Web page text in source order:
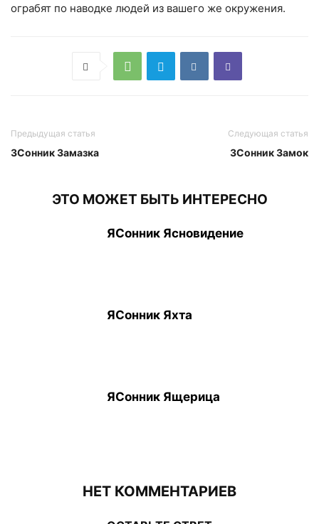
ограбят по наводке людей из вашего же окружения.
Предыдущая статья
ЗСонник Замазка
Следующая статья
ЗСонник Замок
ЭТО МОЖЕТ БЫТЬ ИНТЕРЕСНО
ЯСонник Ясновидение
ЯСонник Яхта
ЯСонник Ящерица
НЕТ КОММЕНТАРИЕВ